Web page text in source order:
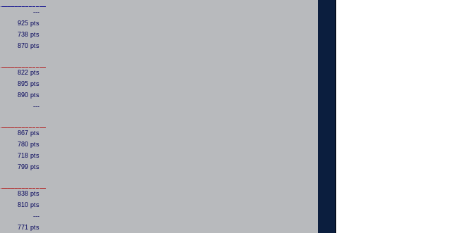
---
925 pts
738 pts
870 pts
822 pts
895 pts
890 pts
---
867 pts
780 pts
718 pts
799 pts
838 pts
810 pts
---
771 pts